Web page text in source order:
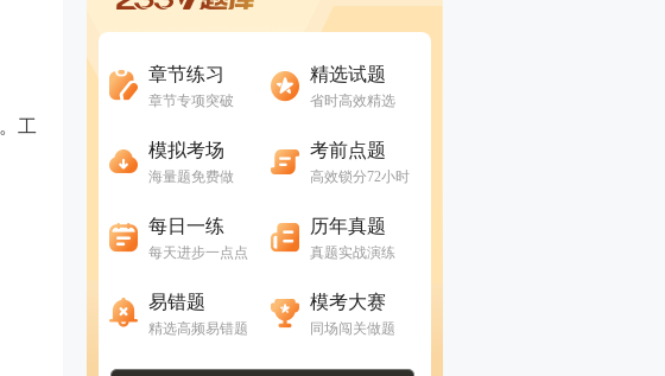
。工
章节练习
章节专项突破
精选试题
省时高效精选
模拟考场
海量题免费做
考前点题
高效锁分72小时
每日一练
每天进步一点点
历年真题
真题实战演练
易错题
精选高频易错题
模考大赛
同场闯关做题